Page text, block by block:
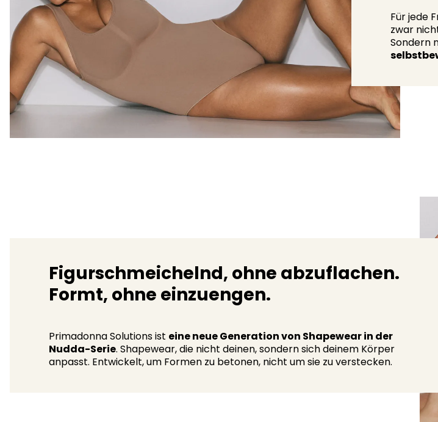
Für jede
zwar
Sondern
Figurschmeichelnd, ohne abzuflachen.
Formt, ohne einzuengen.​
Primadonna Solutions ist eine neue Generation von Shapewear in der
Nudda-Serie. Shapewear, die nicht deinen, sondern sich deinem Körper
anpasst. Entwickelt, um Formen zu betonen, nicht um sie zu verstecken.